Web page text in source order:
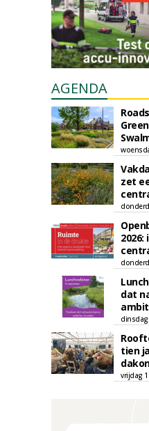
AGENDA
zet
dat
dinsdag
tien
vrijdag